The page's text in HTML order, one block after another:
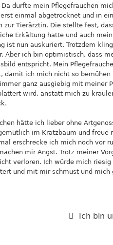
durfte mein Pflegefrauchen
einmal abgetrocknet und in
zur Tierärztin. Die stellte fest,
Erkältung hatte und auch
ist nun auskuriert. Trotzdem
Aber ich bin optimistisch, dass
entspricht. Mein
damit ich mich nicht so
ganz ausgiebig mit meiner
wird, anstatt mich zu
hätte ich lieber ohne
im Kratzbaum und freue
erschrecke ich mich noch vor
mir Angst. Trotz meiner
verloren. Ich würde mich
und mit mir schmust und mich
Ich bin